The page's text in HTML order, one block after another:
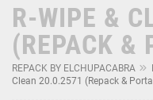
R-WIPE &
(REPACK &
REPACK BY ELCHUPACABRA
Clean 20.0.2571 (Repack &